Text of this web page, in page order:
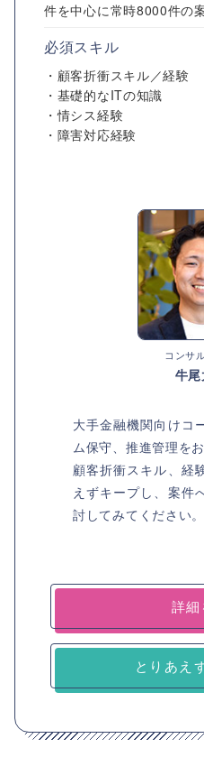
件を中心に常時8000件の
必須スキル
・顧客折衝スキル／経験
・基礎的なITの知識
・情シス経験
・障害対応経験
コンサ
牛
大手金融機関向けコ
ム保守、推進管理を
顧客折衝スキル、経
えずキープし、案件
討してみてください。
詳細
とりあえ